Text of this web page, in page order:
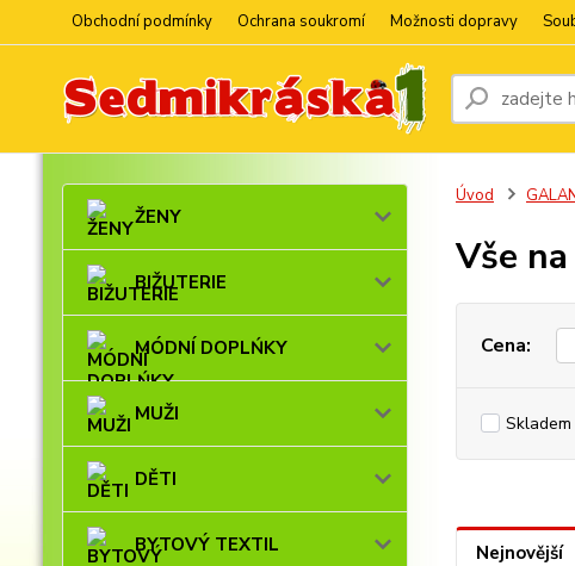
Obchodní podmínky Ochrana soukromí Možnosti dopravy
ŽENY
BIŽUTERIE
MÓDNÍ DOPLŃKY
MUŽI
DĚTI
BYTOVÝ TEXTIL
Úvod
Vše
Cena:
Skladem
Nejnovější